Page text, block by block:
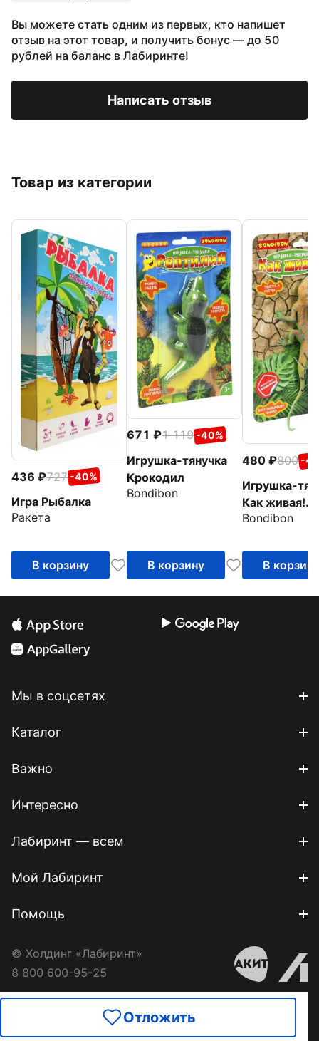
Отложить
Вы можете стать одним из первых, кто напишет
отзыв на этот товар, и получить бонус — до 50
рублей на баланс в Лабиринте!
Написать отзыв
Товар из категории
436 727 -40%
Игра Рыбалка
Ракета
В корзину
671 1 119 -40%
Игрушка-тянучка
Крокодил
Bondibon
В корзину
480 800 -
Игрушка-
Как живая!
Ящерица
Bondibon
В корзину
Мы в соцсетях
Каталог
Важно
Интересно
Лабиринт — всем
Мой Лабиринт
Помощь
© Холдинг «Лабиринт»
8 800 600-95-25